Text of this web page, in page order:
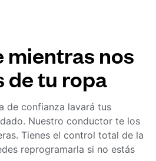
mientras nos
de tu ropa
de confianza lavará tus
Nuestro conductor te los
Tienes el control total de la
reprogramarla si no estás